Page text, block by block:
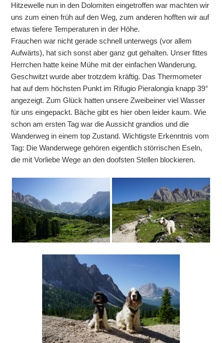
Hitzewelle nun in den Dolomiten eingetroffen war machten wir
uns zum einen früh auf den Weg, zum anderen hofften wir auf
etwas tiefere Temperaturen in der Höhe.
Frauchen war nicht gerade schnell unterwegs (vor allem
Aufwärts), hat sich sonst aber ganz gut gehalten. Unser fittes
Herrchen hatte keine Mühe mit der einfachen Wanderung.
Geschwitzt wurde aber trotzdem kräftig. Das Thermometer
hat auf dem höchsten Punkt im Rifugio Pieralongia knapp 39°
angezeigt. Zum Glück hatten unsere Zweibeiner viel Wasser
für uns eingepackt. Bäche gibt es hier oben leider kaum. Wie
schon am ersten Tag war die Aussicht grandios und die
Wanderweg in einem top Zustand. Wichtigste Erkenntnis vom
Tag: Die Wanderwege gehören eigentlich störrischen Eseln,
die mit Vorliebe Wege an den doofsten Stellen blockieren.